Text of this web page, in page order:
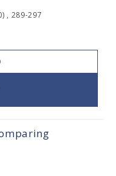
, 289-297